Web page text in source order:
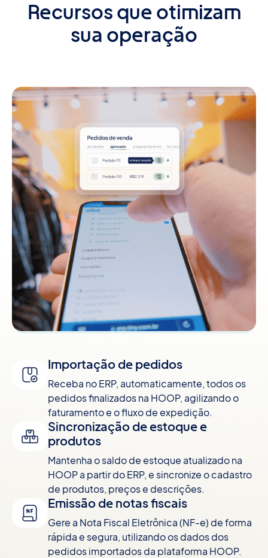
Recursos que otimizam
sua operação
Importação de pedidos
Receba no ERP, automaticamente, todos os
pedidos finalizados na HOOP, agilizando o
faturamento e o fluxo de expedição.
Sincronização de estoque e
produtos
Mantenha o saldo de estoque atualizado na
HOOP a partir do ERP, e sincronize o cadastro
de produtos, preços e descrições.
Emissão de notas fiscais
Gere a Nota Fiscal Eletrônica (NF-e) de forma
rápida e segura, utilizando os dados dos
pedidos importados da plataforma HOOP.